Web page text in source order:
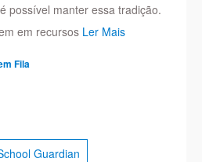
possível manter essa tradição.
em recursos Ler Mais
Fila
Guardian